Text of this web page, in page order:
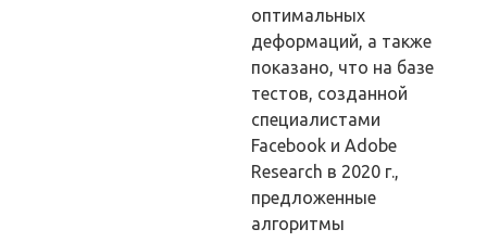
оптимальных
деформаций, а также
показано, что на базе
тестов, созданной
специалистами
Facebook и Adobe
Research в 2020 г.,
предложенные
алгоритмы